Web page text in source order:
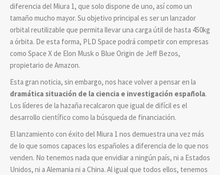
diferencia del Miura 1, que solo dispone de uno, así como un
tamaño mucho mayor. Su objetivo principal es ser un lanzador
orbital reutilizable que permita llevar una carga útil de hasta 450kg
a órbita. De esta forma, PLD Space podrá competir con empresas
como Space X de Elon Musk o Blue Origin de Jeff Bezos,
propietario de Amazon.
Esta gran noticia, sin embargo, nos hace volver a pensar en la
dramática situación de la ciencia e investigación española.
Los líderes de la hazaña recalcaron que igual de difícil es el
desarrollo científico como la búsqueda de financiación.
El lanzamiento con éxito del Miura 1 nos demuestra una vez más
de lo que somos capaces los españoles a diferencia de lo que nos
venden. No tenemos nada que envidiar a ningún país, ni a Estados
Unidos, ni a Alemania ni a China. Al igual que todos ellos, tenemos